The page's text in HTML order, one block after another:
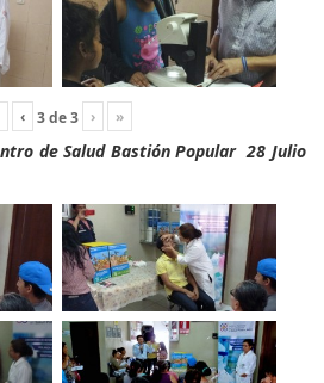
‹ 3de3 › »
de Salud Bastión Popular 28 Julio